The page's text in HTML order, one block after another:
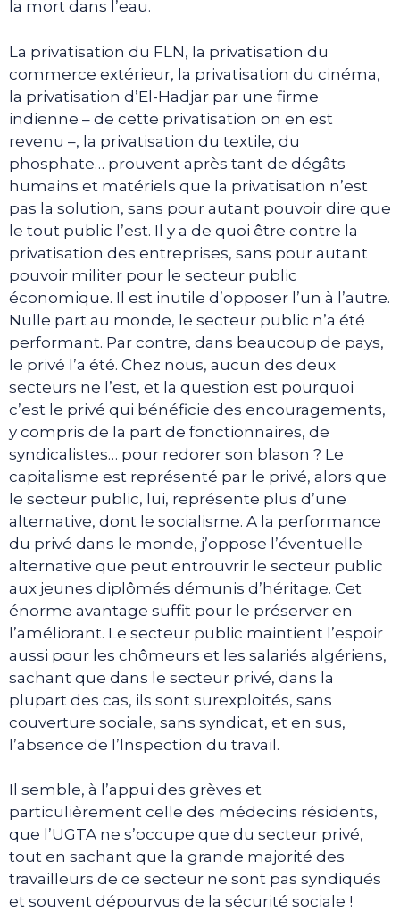
la mort dans l’eau.
La privatisation du FLN, la privatisation du
commerce extérieur, la privatisation du cinéma,
la privatisation d’El-Hadjar par une firme
indienne – de cette privatisation on en est
revenu –, la privatisation du textile, du
phosphate… prouvent après tant de dégâts
humains et matériels que la privatisation n’est
pas la solution, sans pour autant pouvoir dire que
le tout public l’est. Il y a de quoi être contre la
privatisation des entreprises, sans pour autant
pouvoir militer pour le secteur public
économique. Il est inutile d’opposer l’un à l’autre.
Nulle part au monde, le secteur public n’a été
performant. Par contre, dans beaucoup de pays,
le privé l’a été. Chez nous, aucun des deux
secteurs ne l’est, et la question est pourquoi
c’est le privé qui bénéficie des encouragements,
y compris de la part de fonctionnaires, de
syndicalistes… pour redorer son blason ? Le
capitalisme est représenté par le privé, alors que
le secteur public, lui, représente plus d’une
alternative, dont le socialisme. A la performance
du privé dans le monde, j’oppose l’éventuelle
alternative que peut entrouvrir le secteur public
aux jeunes diplômés démunis d’héritage. Cet
énorme avantage suffit pour le préserver en
l’améliorant. Le secteur public maintient l’espoir
aussi pour les chômeurs et les salariés algériens,
sachant que dans le secteur privé, dans la
plupart des cas, ils sont surexploités, sans
couverture sociale, sans syndicat, et en sus,
l’absence de l’Inspection du travail.
Il semble, à l’appui des grèves et
particulièrement celle des médecins résidents,
que l’UGTA ne s’occupe que du secteur privé,
tout en sachant que la grande majorité des
travailleurs de ce secteur ne sont pas syndiqués
et souvent dépourvus de la sécurité sociale !